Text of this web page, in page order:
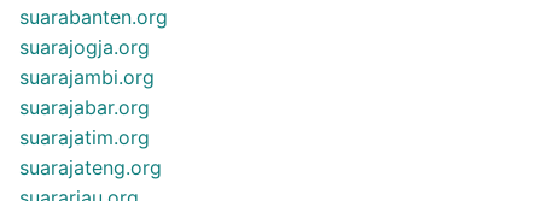
suarabanten.org
suarajogja.org
suarajambi.org
suarajabar.org
suarajatim.org
suarajateng.org